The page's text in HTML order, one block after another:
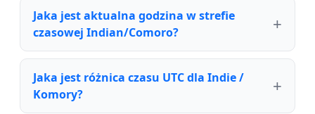
Jaka jest aktualna godzina w strefie
czasowej Indian/Comoro?
Jaka jest różnica czasu UTC dla Indie /
Komory?